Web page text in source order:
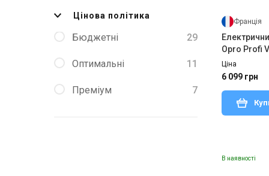
Цінова політика
Бюджетні 29
Оптимальні 11
Преміум 7
Франція
Opro Profi
(1500W)
Ціна
6 099 грн
В наявності